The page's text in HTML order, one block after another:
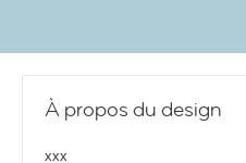
À propos du design
xxx